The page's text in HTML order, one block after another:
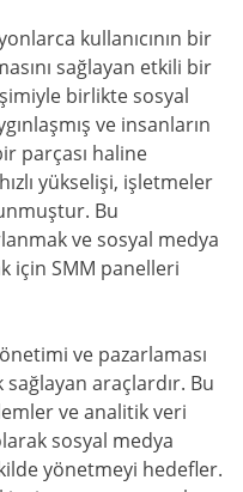
kullanıcının bir
sağlayan etkili bir
birlikte sosyal
ve insanların
parçası haline
yükselişi, işletmeler
Bu
ve sosyal medya
için SMM panelleri
ve pazarlaması
araçlardır. Bu
ve analitik veri
sosyal medya
yönetmeyi hedefler.